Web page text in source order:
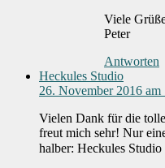
Viele
Peter
Antworten
Heckules Studio
26. November 2016 am
Vielen Dank für die
freut mich sehr! Nur
halber: Heckules